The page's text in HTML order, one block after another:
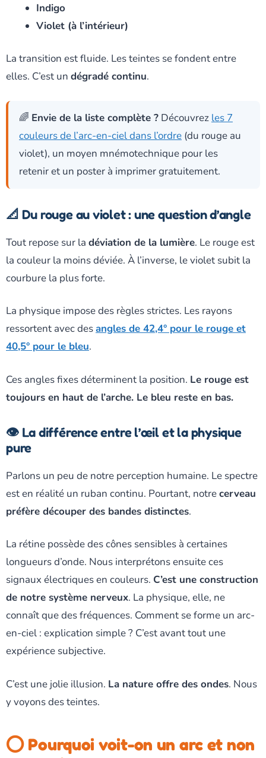
Indigo
Violet (à l’intérieur)
La transition est fluide. Les teintes se fondent entre
elles. C’est un dégradé continu.
🌈 Envie de la liste complète ? Découvrez les 7
couleurs de l’arc-en-ciel dans l’ordre (du rouge au
violet), un moyen mnémotechnique pour les
retenir et un poster à imprimer gratuitement.
📐 Du rouge au violet : une question d’angle
Tout repose sur la déviation de la lumière. Le rouge est
la couleur la moins déviée. À l’inverse, le violet subit la
courbure la plus forte.
La physique impose des règles strictes. Les rayons
ressortent avec desangles de 42,4° pour le rouge et
40,5° pour le bleu.
Ces angles fixes déterminent la position. Le rouge est
toujours en haut de l’arche. Le bleu reste en bas.
👁️ La différence entre l’œil et la physique
pure
Parlons un peu de notre perception humaine. Le spectre
est en réalité un ruban continu. Pourtant, notrecerveau
préfère découper des bandes distinctes.
La rétine possède des cônes sensibles à certaines
longueurs d’onde. Nous interprétons ensuite ces
signaux électriques en couleurs. C’est une construction
de notre système nerveux. La physique, elle, ne
connaît que des fréquences. Comment se forme un arc-
en-ciel : explication simple ? C’est avant tout une
expérience subjective.
C’est une jolie illusion. La nature offre des ondes. Nous
y voyons des teintes.
⭕ Pourquoi voit-on un arc et non